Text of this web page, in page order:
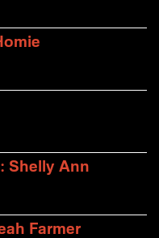
Shelly Ann
Farmer